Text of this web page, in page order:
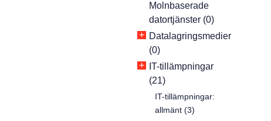
Molnbaserade
datortjänster (0)
+ Datalagringsmedier
(0)
+ IT-tillämpningar
(21)
IT-tillämpningar:
allmänt (3)